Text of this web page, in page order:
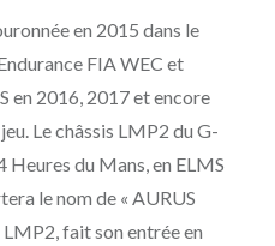
en 2015 dans le
FIA WEC et
en 2016, 2017 et encore
Le châssis LMP2 du G-
Heures du Mans, en ELMS
le nom de « AURUS
fait son entrée en